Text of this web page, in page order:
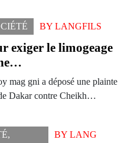
BY LANGFILS
exiger le limogeage
mag gni a déposé une plainte
Dakar contre Cheikh…
,
BY LANG